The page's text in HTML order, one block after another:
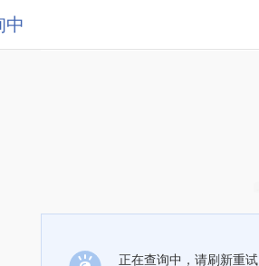
中
正在查询中，请刷新重试